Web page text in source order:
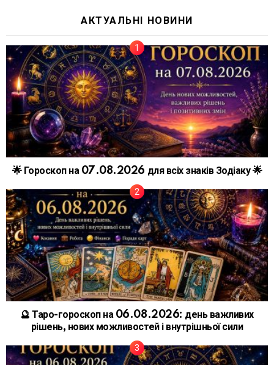
АКТУАЛЬНІ НОВИНИ
🌟 Гороскоп на 07.08.2026 для всіх знаків Зодіаку 🌟
🔮 Таро-гороскоп на 06.08.2026: день важливих
рішень, нових можливостей і внутрішньої сили